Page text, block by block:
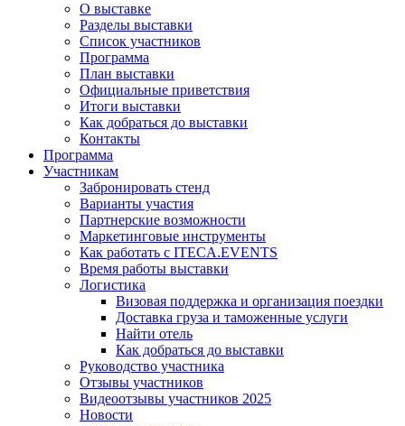
О выставке
Разделы выставки
Список участников
Программа
План выставки
Официальные приветствия
Итоги выставки
Как добраться до выставки
Контакты
Программа
Участникам
Забронировать стенд
Варианты участия
Партнерские возможности
Маркетинговые инструменты
Как работать с ITECA.EVENTS
Время работы выставки
Логистика
Визовая поддержка и организация поездки
Доставка груза и таможенные услуги
Найти отель
Как добраться до выставки
Руководство участника
Отзывы участников
Видеоотзывы участников 2025
Новости